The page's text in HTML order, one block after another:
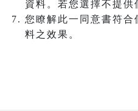
資料。若您選擇不提
您瞭解此一同意書符
料之效果。